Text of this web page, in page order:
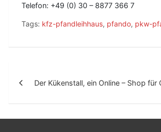
Telefon: +49 (0) 30 – 8877 366 7
Tags: kfz-pfandleihhaus, pfando, pkw-
i
t
Der Kükenstall, ein Online – Shop